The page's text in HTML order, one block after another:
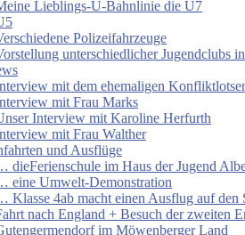
Lieblings-U-Bahnlinie die U7
Polizeifahrzeuge
unterschiedlicher Jugendclubs
mit dem ehemaligen
mit Frau Marks
Interview mit Karoline Herfurth
mit Frau Walther
und Ausflüge
dieFerienschule im Haus der Jugend
eine Umwelt-Demonstration
Klasse 4ab macht einen Ausflug auf den
nach England + Besuch der zweiten
im Möwenberger Land